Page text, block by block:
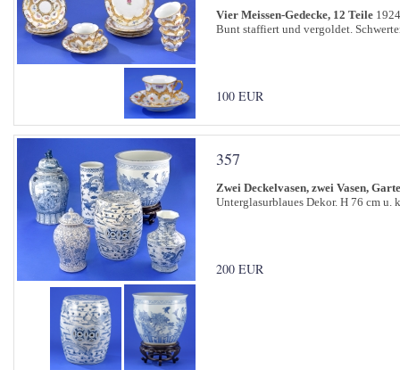
Vier Meissen-Gedecke, 12 Teile
Bunt staffiert und vergoldet.
100 EUR
357
Zwei Deckelvasen, zwei Vasen,
Unterglasurblaues Dekor. H 76 cm u.
200 EUR